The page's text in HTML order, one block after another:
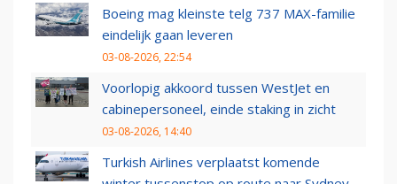
Boeing mag kleinste telg 737 MAX-familie
eindelijk gaan leveren
03-08-2026, 22:54
Voorlopig akkoord tussen WestJet en
cabinepersoneel, einde staking in zicht
03-08-2026, 14:40
Turkish Airlines verplaatst komende